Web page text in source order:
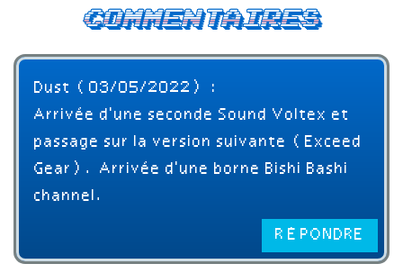
Commentaires
Dust (03/05/2022) :
Arrivée d'une seconde Sound Voltex et
passage sur la version suivante (Exceed
Gear). Arrivée d'une borne Bishi Bashi
channel.
RÉPONDRE